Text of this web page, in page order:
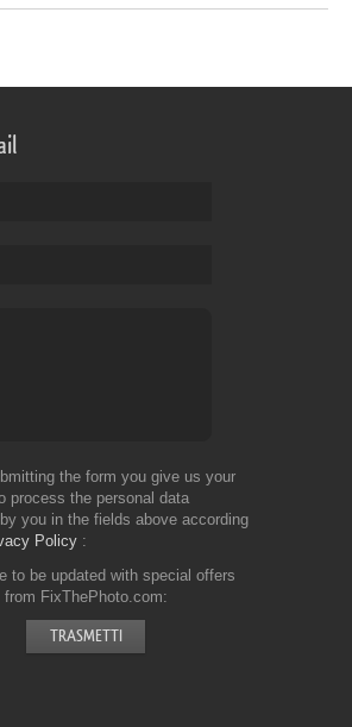
the form you give us your
process the personal data
you in the fields above according
Policy
to be updated with special offers
from FixThePhoto.com